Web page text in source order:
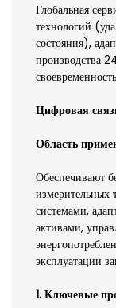
Глобальная
технологий
состояния),
производства
Цифровая
Область
Обеспечивают
измерительных
системами,
активами,
эксплуатации
1. Ключевые